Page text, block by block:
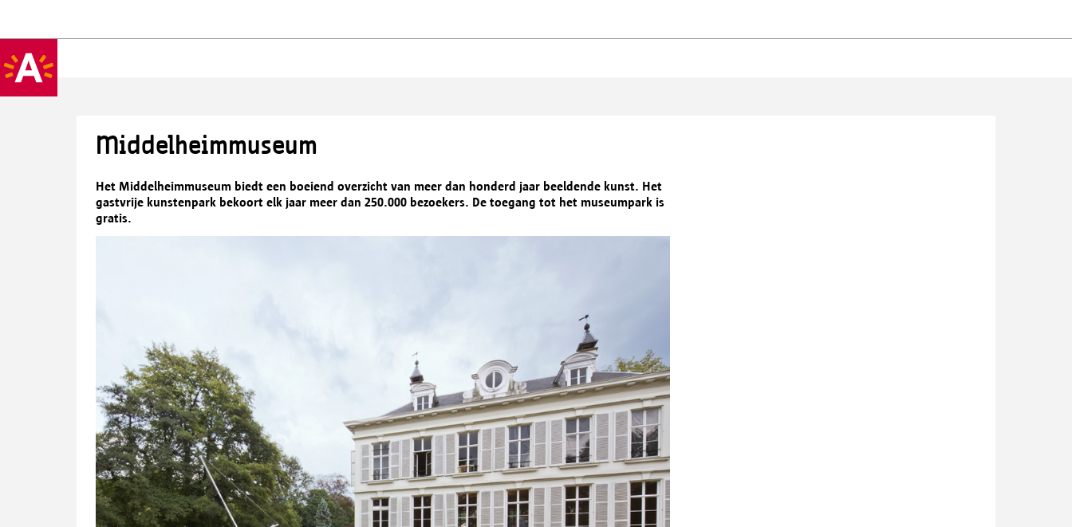
Middelheimmuseum
Het Middelheimmuseum biedt een boeiend overzicht van meer dan honderd jaar beeldende kunst. Het
gastvrije kunstenpark bekoort elk jaar meer dan 250.000 bezoekers. De toegang tot het museumpark is
gratis.